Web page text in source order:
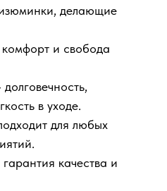
делающие
и свобода
в уходе.
для любых
качества и